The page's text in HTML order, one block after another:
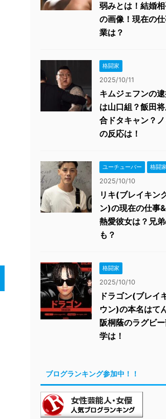
弱みとは！結婚
の画像！現在の
業は？
格闘家
2025/10/11
キムジェフンの
は山口組？飯田
合ドタキャン？
の反応は！
ユーチューバー 格闘家
2025/10/10
リキ(ブレイキン
ン)の現在の仕事&
熱愛彼女は？兄
も？
格闘家
2025/10/10
ドラゴン(ブレイ
ウン)の本名はて
阪桐蔭のラグビ
学は！
ブログランキング参加中！！